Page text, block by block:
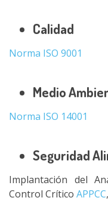
Calidad
Norma ISO 9001
Medio
Norma ISO 14001
Seguridad
Implantación del
Control Crítico APPCC,